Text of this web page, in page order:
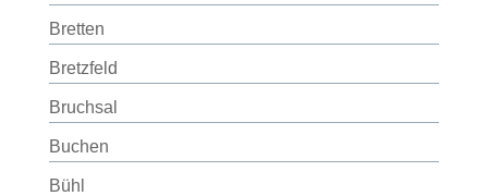
Bretten
Bretzfeld
Bruchsal
Buchen
Bühl